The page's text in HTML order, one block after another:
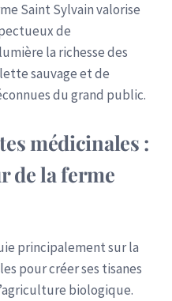
Saint Sylvain valorise
de
la richesse des
sauvage et de
du grand public.
médicinales :
de la ferme
principalement sur la
pour créer ses tisanes
biologique.